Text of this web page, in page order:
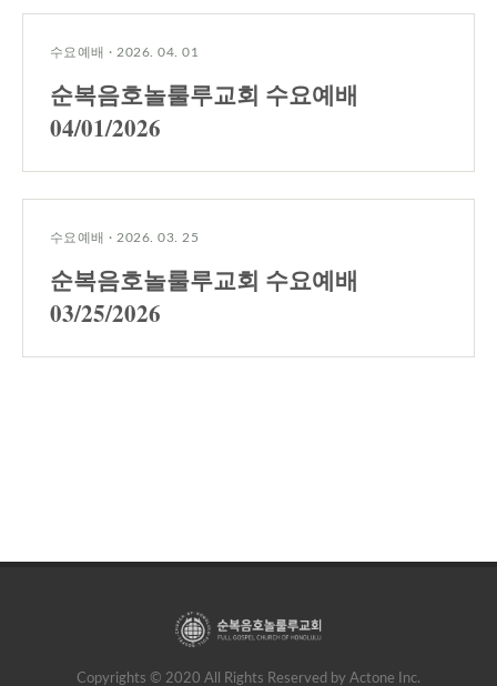
수요예배 · 2026. 04. 01
순복음호놀룰루교회 수요예배
04/01/2026
수요예배 · 2026. 03. 25
순복음호놀룰루교회 수요예배
03/25/2026
Copyrights © 2020 All Rights Reserved by Actone Inc.